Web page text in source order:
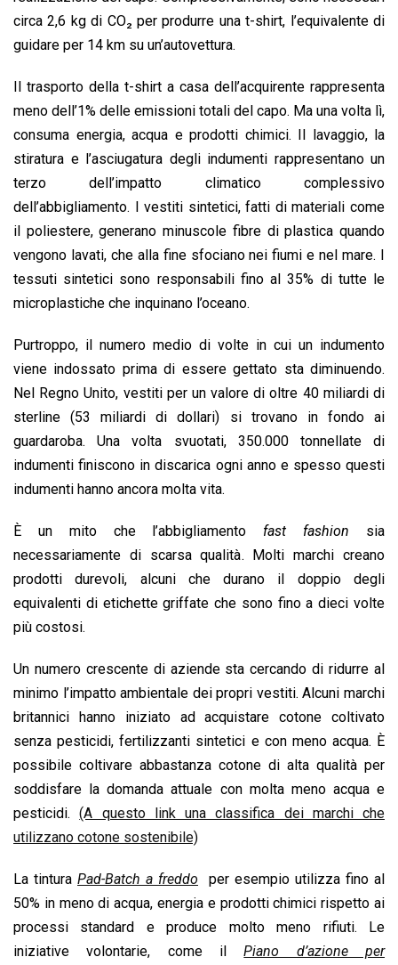
circa 2,6 kg di CO₂ per produrre una t-shirt, l’equivalente di
guidare per 14 km su un’autovettura.
Il trasporto della t-shirt a casa dell’acquirente rappresenta
meno dell’1% delle emissioni totali del capo. Ma una volta lì,
consuma energia, acqua e prodotti chimici. Il lavaggio, la
stiratura e l’asciugatura degli indumenti rappresentano un
terzo dell’impatto climatico complessivo
dell’abbigliamento. I vestiti sintetici, fatti di materiali come
il poliestere, generano minuscole fibre di plastica quando
vengono lavati, che alla fine sfociano nei fiumi e nel mare. I
tessuti sintetici sono responsabili fino al 35% di tutte le
microplastiche che inquinano l’oceano.
Purtroppo, il numero medio di volte in cui un indumento
viene indossato prima di essere gettato sta diminuendo.
Nel Regno Unito, vestiti per un valore di oltre 40 miliardi di
sterline (53 miliardi di dollari) si trovano in fondo ai
guardaroba. Una volta svuotati, 350.000 tonnellate di
indumenti finiscono in discarica ogni anno e spesso questi
indumenti hanno ancora molta vita.
È un mito che l’abbigliamento fast fashion sia
necessariamente di scarsa qualità. Molti marchi creano
prodotti durevoli, alcuni che durano il doppio degli
equivalenti di etichette griffate che sono fino a dieci volte
più costosi.
Un numero crescente di aziende sta cercando di ridurre al
minimo l’impatto ambientale dei propri vestiti. Alcuni marchi
britannici hanno iniziato ad acquistare cotone coltivato
senza pesticidi, fertilizzanti sintetici e con meno acqua. È
possibile coltivare abbastanza cotone di alta qualità per
soddisfare la domanda attuale con molta meno acqua e
pesticidi.(A questo link una classifica dei marchi che
utilizzano cotone sostenibile)
La tintura Pad-Batch a freddo per esempio utilizza fino al
50% in meno di acqua, energia e prodotti chimici rispetto ai
processi standard e produce molto meno rifiuti. Le
iniziative volontarie, come ilPiano d’azione per